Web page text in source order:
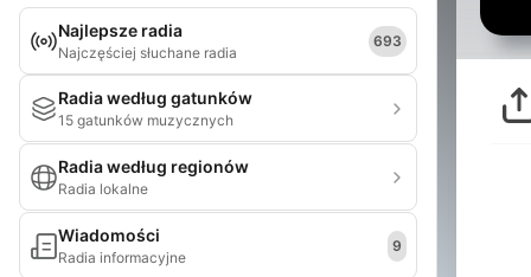
Najlepsze radia
Najczęściej słuchane radia
693
Radia według gatunków
15 gatunków muzycznych
Radia według regionów
Radia lokalne
Wiadomości
Radia informacyjne
9